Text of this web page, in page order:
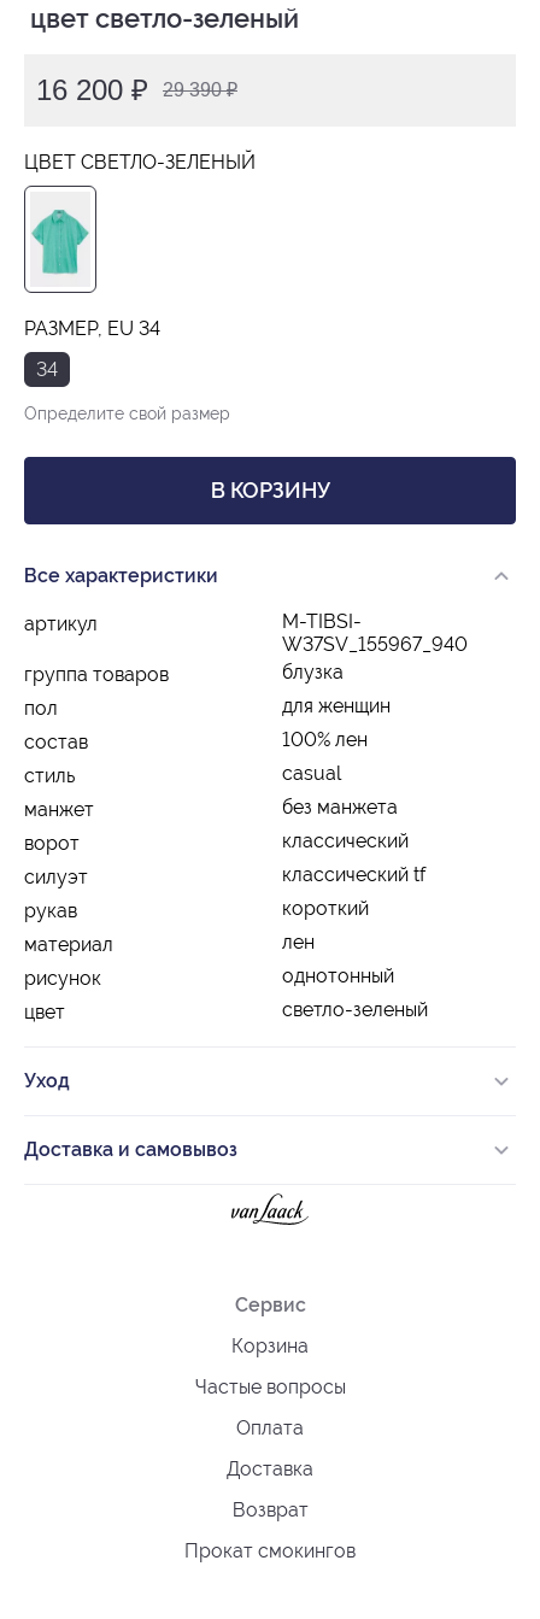
цвет светло-зеленый
16 200 ₽ 29 390 ₽
ЦВЕТ СВЕТЛО-ЗЕЛЕНЫЙ
РАЗМЕР, EU 34
34
Определите свой размер
В КОРЗИНУ
Все характеристики
артикул
M-TIBSI-
W37SV_155967_940
группа товаров
блузка
пол
для женщин
состав
100% лен
стиль
casual
манжет
без манжета
ворот
классический
силуэт
классический tf
рукав
короткий
материал
лен
рисунок
однотонный
цвет
светло-зеленый
Уход
Доставка и самовывоз
Сервис
Корзина
Частые вопросы
Оплата
Доставка
Возврат
Прокат смокингов